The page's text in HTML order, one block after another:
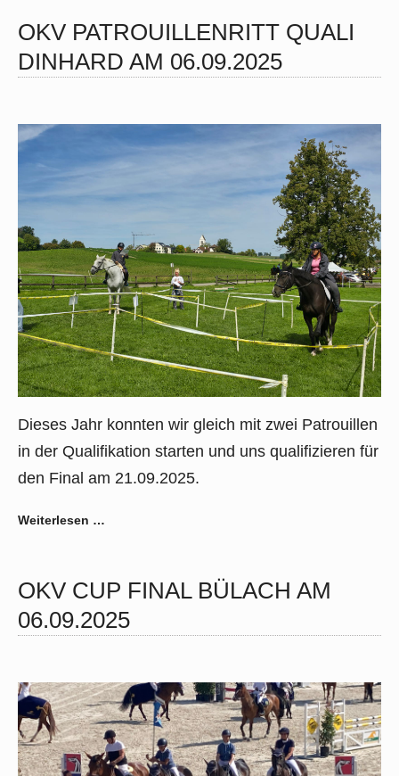
OKV PATROUILLENRITT QUALI
DINHARD AM 06.09.2025
Dieses Jahr konnten wir gleich mit zwei Patrouillen
in der Qualifikation starten und uns qualifizieren für
den Final am 21.09.2025.
Weiterlesen …
OKV CUP FINAL BÜLACH AM
06.09.2025